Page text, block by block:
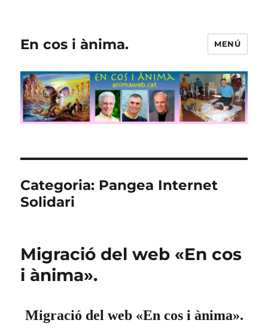
En cos i ànima. MENÚ
Categoria: Pangea Internet
Solidari
Migració del web «En cos
i ànima».
Migració del web «En cos i ànima».